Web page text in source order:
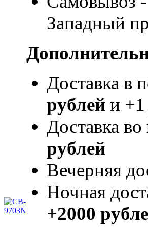
Западный
Доставка в
рублей и +1
Доставка
рублей
Вечерняя
Ночная
+2000